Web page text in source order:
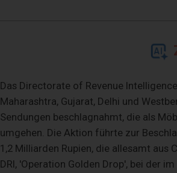
Das Directorate of Revenue
Maharashtra, Gujarat, Delhi und
Sendungen beschlagnahmt, die als
umgehen. Die Aktion führte zur
1,2 Milliarden Rupien, die allesamt
DRI, 'Operation Golden Drop', bei der